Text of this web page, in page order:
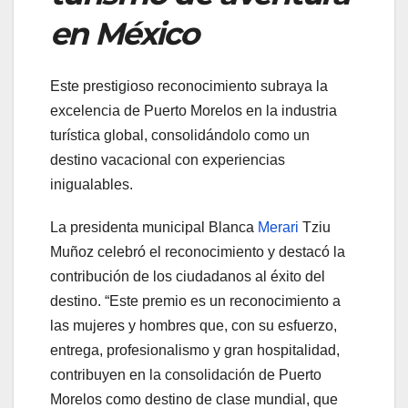
en México
Este prestigioso reconocimiento subraya la
excelencia de Puerto Morelos en la industria
turística global, consolidándolo como un
destino vacacional con experiencias
inigualables.
La presidenta municipal Blanca Merari Tziu
Muñoz celebró el reconocimiento y destacó la
contribución de los ciudadanos al éxito del
destino. “Este premio es un reconocimiento a
las mujeres y hombres que, con su esfuerzo,
entrega, profesionalismo y gran hospitalidad,
contribuyen en la consolidación de Puerto
Morelos como destino de clase mundial, que